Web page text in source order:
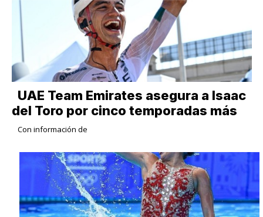
UAE Team Emirates asegura a Isaac
del Toro por cinco temporadas más
Con información de